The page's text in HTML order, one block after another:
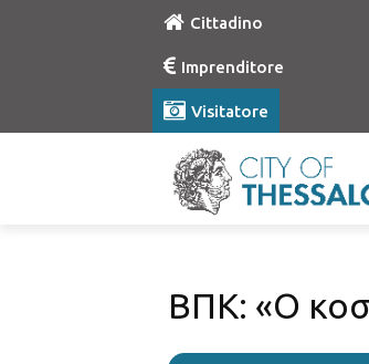
Cittadino
Imprenditore
Visitatore
ΒΠΚ: «Ο